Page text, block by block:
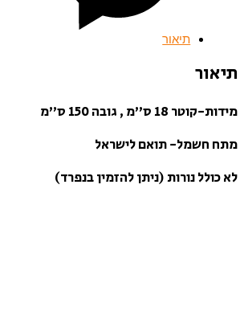
תיאור
תיאור
מידות-קוטר 18 ס”מ , גובה 150 ס”מ
מתח חשמל- תואם לישראל
לא כולל נורות (ניתן להזמין בנפרד)